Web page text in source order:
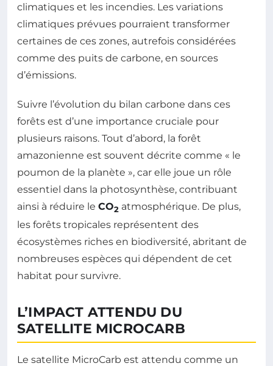
climatiques et les incendies. Les variations
climatiques prévues pourraient transformer
certaines de ces zones, autrefois considérées
comme des puits de carbone, en sources
d’émissions.
Suivre l’évolution du bilan carbone dans ces
forêts est d’une importance cruciale pour
plusieurs raisons. Tout d’abord, la forêt
amazonienne est souvent décrite comme « le
poumon de la planète », car elle joue un rôle
essentiel dans la photosynthèse, contribuant
ainsi à réduire le CO2 atmosphérique. De plus,
les forêts tropicales représentent des
écosystèmes riches en biodiversité, abritant de
nombreuses espèces qui dépendent de cet
habitat pour survivre.
L’IMPACT ATTENDU DU
SATELLITE MICROCARB
Le satellite MicroCarb est attendu comme un